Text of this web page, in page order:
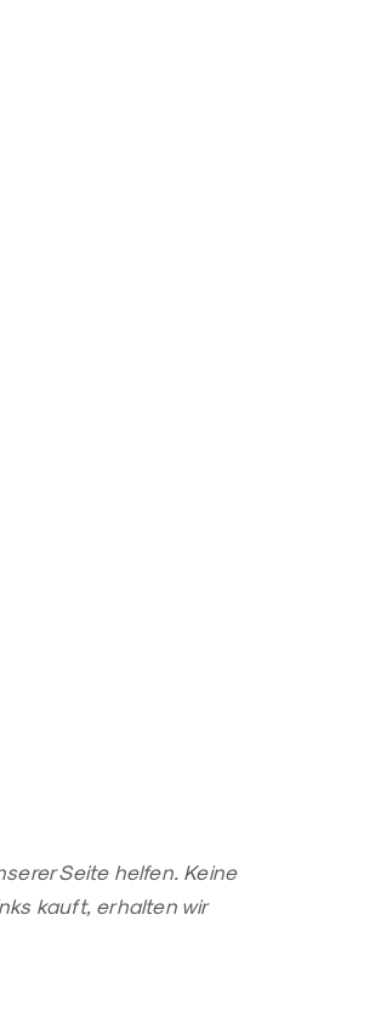
Seite helfen. Keine
kauft, erhalten wir